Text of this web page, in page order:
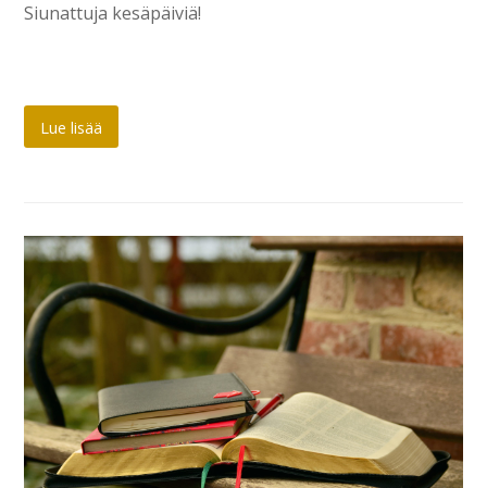
Siunattuja kesäpäiviä!
Lue lisää